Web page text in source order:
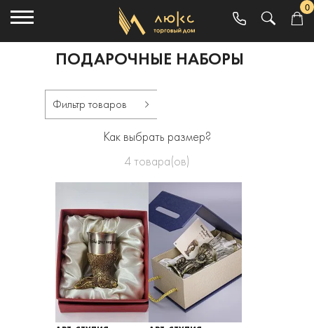
0
ПОДАРОЧНЫЕ НАБОРЫ
Фильтр товаров
Как выбрать размер?
4товара(ов)